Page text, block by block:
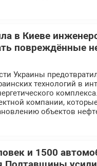
в Киеве
повреждённые
Украины
технологий в
компании,
объектов
и 1500